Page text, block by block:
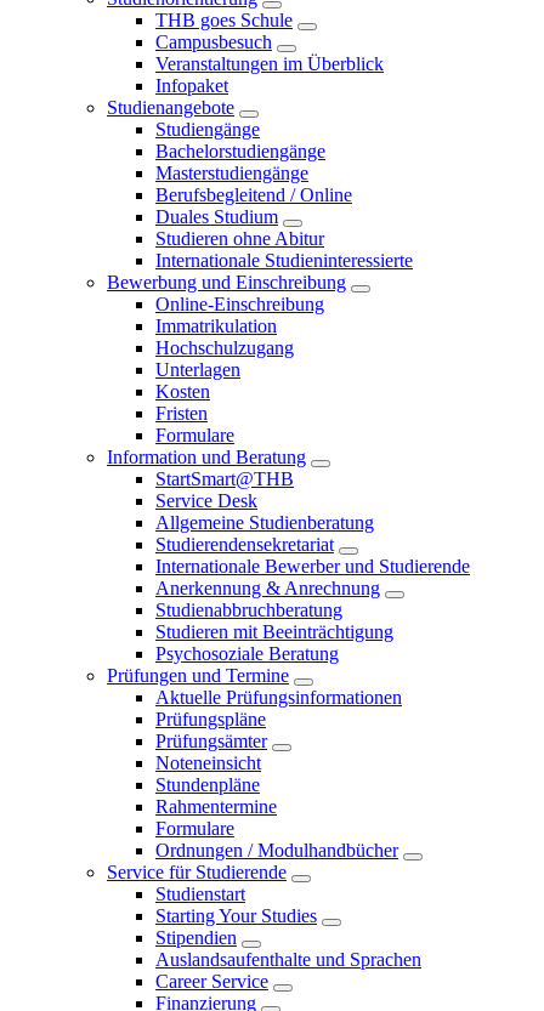
THB goes Schule
Campusbesuch
Veranstaltungen im Überblick
Infopaket
Studienangebote
Studiengänge
Bachelorstudiengänge
Masterstudiengänge
Berufsbegleitend / Online
Duales Studium
Studieren ohne Abitur
Internationale Studieninteressierte
Bewerbung und Einschreibung
Online-Einschreibung
Immatrikulation
Hochschulzugang
Unterlagen
Kosten
Fristen
Formulare
Information und Beratung
StartSmart@THB
Service Desk
Allgemeine Studienberatung
Studierendensekretariat
Internationale Bewerber und Studierende
Anerkennung & Anrechnung
Studienabbruchberatung
Studieren mit Beeinträchtigung
Psychosoziale Beratung
Prüfungen und Termine
Aktuelle Prüfungsinformationen
Prüfungspläne
Prüfungsämter
Noteneinsicht
Stundenpläne
Rahmentermine
Formulare
Ordnungen / Modulhandbücher
Service für Studierende
Studienstart
Starting Your Studies
Stipendien
Auslandsaufenthalte und Sprachen
Career Service
Finanzierung